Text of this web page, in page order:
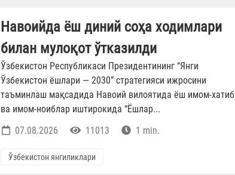
Навоийда ёш диний соҳа ходимлари
билан мулоқот ўтказилди
Ўзбекистон Республикаси Президентининг “Янги
Ўзбекистон ёшлари — 2030” стратегияси ижросини
таъминлаш мақсадида Навоий вилоятида ёш имом-хатиб
ва имом-ноиблар иштирокида “Ёшлар...
07.08.2026
11013 1 min.
Ўзбекистон янгиликлари